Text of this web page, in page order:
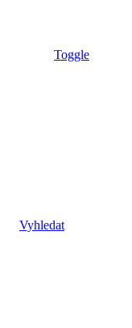
Toggle
Vyhledat